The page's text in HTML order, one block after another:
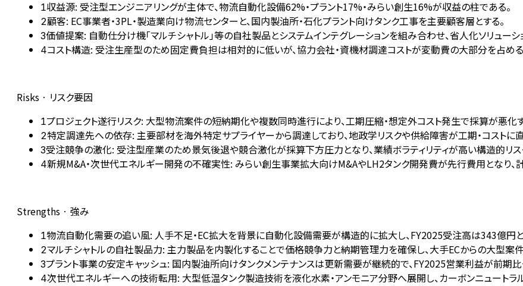
1収益源: 受注型エンジニアリングが主体で、物流自動化設備62%・プラント17%・みらい創生16%が収益の柱である。
2顧客: EC事業者・3PL・製造業向け物流センターと、国内製油所・石化プラント向けタンク工事を主要顧客層とする。
3価値提案: 自動仕分け機「マルチシャトル」等の自社製品とシステムインテグレーションを組み合わせ、省人化ソリューシ
4コスト構造: 受注生産型のため固定費負担は相対的に低いが、協力会社・資機材調達コストが変動費の大部分を占める
Risks · リスク要因
1プロジェクト遂行リスク: 大型物流案件の短納期化や複数同時進行により、工期圧縮・想定外コスト発生で採算が悪化
2特定調達先への依存: 主要部材を海外特定サプライヤーから調達しており、地政学リスクや供給障害が工期・コストに
3受注競争の激化: 受注型産業のため景気後退や競合激化が採算下方圧力となり、業績ボラティリティが高い構造的リス
4新規M&A・次世代エネルギー開発の不確実性: みらい創生事業拡大向けM&AやLH2タンク開発費が先行費用となり、
Strengths · 強み
1物流自動化需要の追い風: 人手不足・EC拡大を背景に自動化設備需要が構造的に拡大し、FY2025受注高は343億円
2マルチシャトルの自社製品力: 主力製品を内製化することで価格競争力と納期管理力を確保し、大手ECからの大型案
3プラント事業の安定キャッシュ: 国内製油所向けタンクメンテナンスは更新需要が継続的で、FY2025営業利益が前期
4次世代エネルギーへの技術転用: 大型低温タンク製造技術を液化水素・アンモニア分野へ展開し、カーボンニュートラ